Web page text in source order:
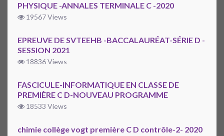
PHYSIQUE -ANNALES TERMINALE C -2020
19567 Views
EPREUVE DE SVTEEHB -BACCALAURÉAT-SÉRIE D -
SESSION 2021
18836 Views
FASCICULE-INFORMATIQUE EN CLASSE DE
PREMIÈRE C D-NOUVEAU PROGRAMME
18533 Views
chimie collège vogt première C D contrôle-2- 2020